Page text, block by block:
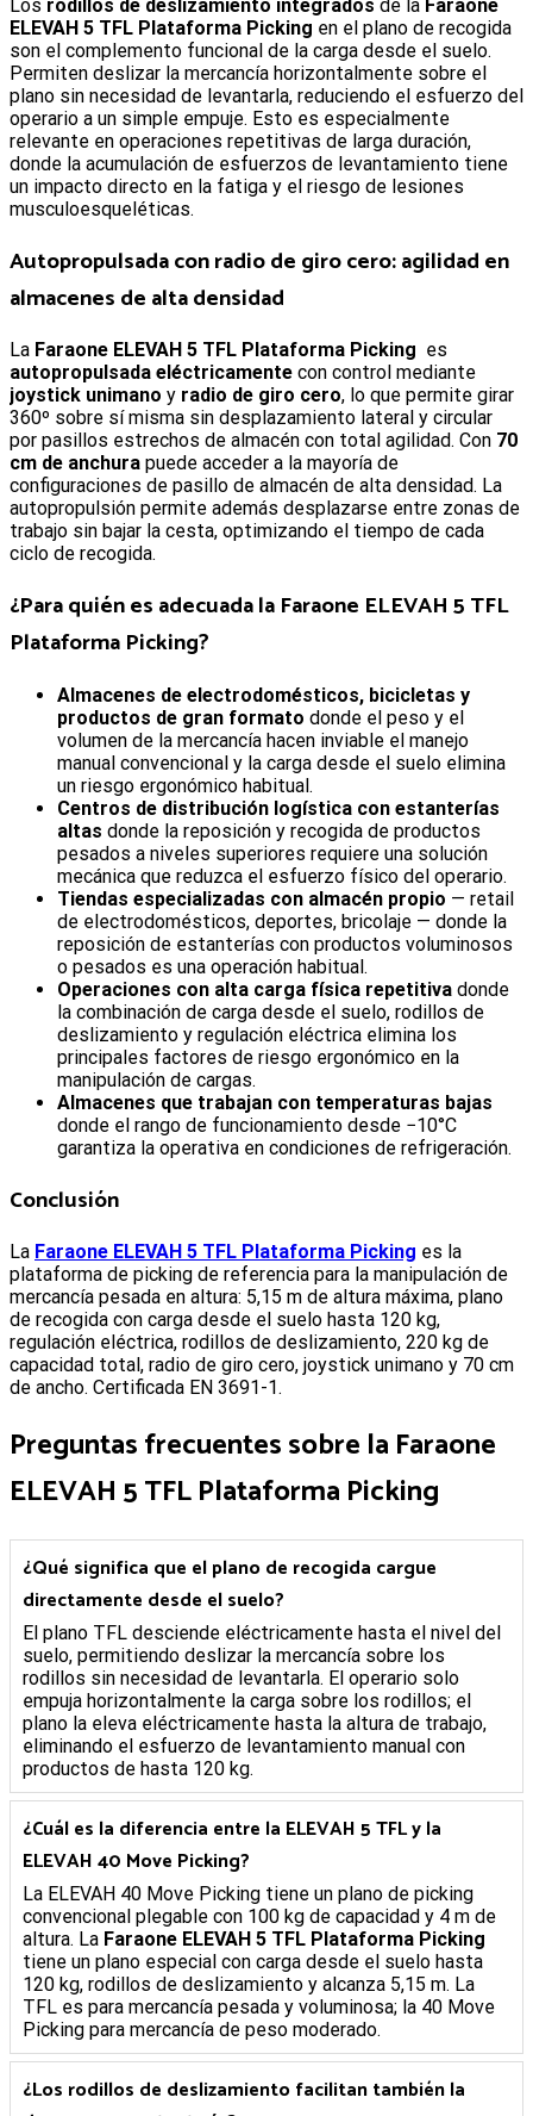
Los rodillos de deslizamiento integrados de la Faraone
ELEVAH 5 TFL Plataforma Picking en el plano de recogida
son el complemento funcional de la carga desde el suelo.
Permiten deslizar la mercancía horizontalmente sobre el
plano sin necesidad de levantarla, reduciendo el esfuerzo del
operario a un simple empuje. Esto es especialmente
relevante en operaciones repetitivas de larga duración,
donde la acumulación de esfuerzos de levantamiento tiene
un impacto directo en la fatiga y el riesgo de lesiones
musculoesqueléticas.
Autopropulsada con radio de giro cero: agilidad en
almacenes de alta densidad
La Faraone ELEVAH 5 TFL Plataforma Picking es
autopropulsada eléctricamente con control mediante
joystick unimano y radio de giro cero, lo que permite girar
360º sobre sí misma sin desplazamiento lateral y circular
por pasillos estrechos de almacén con total agilidad. Con 70
cm de anchura puede acceder a la mayoría de
configuraciones de pasillo de almacén de alta densidad. La
autopropulsión permite además desplazarse entre zonas de
trabajo sin bajar la cesta, optimizando el tiempo de cada
ciclo de recogida.
¿Para quién es adecuada laFaraone ELEVAH 5 TFL
Plataforma Picking?
Almacenes de electrodomésticos, bicicletas y
productos de gran formato donde el peso y el
volumen de la mercancía hacen inviable el manejo
manual convencional y la carga desde el suelo elimina
un riesgo ergonómico habitual.
Centros de distribución logística con estanterías
altas donde la reposición y recogida de productos
pesados a niveles superiores requiere una solución
mecánica que reduzca el esfuerzo físico del operario.
Tiendas especializadas con almacén propio — retail
de electrodomésticos, deportes, bricolaje — donde la
reposición de estanterías con productos voluminosos
o pesados es una operación habitual.
Operaciones con alta carga física repetitiva donde
la combinación de carga desde el suelo, rodillos de
deslizamiento y regulación eléctrica elimina los
principales factores de riesgo ergonómico en la
manipulación de cargas.
Almacenes que trabajan con temperaturas bajas
donde el rango de funcionamiento desde −10°C
garantiza la operativa en condiciones de refrigeración.
Conclusión
La Faraone ELEVAH 5 TFL Plataforma Picking es la
plataforma de picking de referencia para la manipulación de
mercancía pesada en altura: 5,15 m de altura máxima, plano
de recogida con carga desde el suelo hasta 120 kg,
regulación eléctrica, rodillos de deslizamiento, 220 kg de
capacidad total, radio de giro cero, joystick unimano y 70 cm
de ancho. Certificada EN 3691-1.
Preguntas frecuentes sobre la Faraone
ELEVAH 5 TFL Plataforma Picking
¿Qué significa que el plano de recogida cargue
directamente desde el suelo?
El plano TFL desciende eléctricamente hasta el nivel del
suelo, permitiendo deslizar la mercancía sobre los
rodillos sin necesidad de levantarla. El operario solo
empuja horizontalmente la carga sobre los rodillos; el
plano la eleva eléctricamente hasta la altura de trabajo,
eliminando el esfuerzo de levantamiento manual con
productos de hasta 120 kg.
¿Cuál es la diferencia entre la ELEVAH 5 TFL y la
ELEVAH 40 Move Picking?
La ELEVAH 40 Move Picking tiene un plano de picking
convencional plegable con 100 kg de capacidad y 4 m de
altura. La Faraone ELEVAH 5 TFL Plataforma Picking
tiene un plano especial con carga desde el suelo hasta
120 kg, rodillos de deslizamiento y alcanza 5,15 m. La
TFL es para mercancía pesada y voluminosa; la 40 Move
Picking para mercancía de peso moderado.
¿Los rodillos de deslizamiento facilitan también la